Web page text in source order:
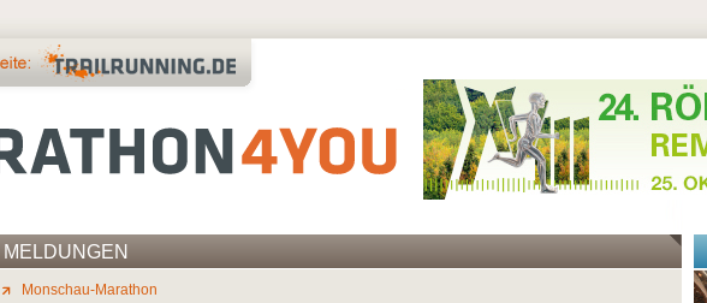
MELDUNGEN
Monschau-Marathon